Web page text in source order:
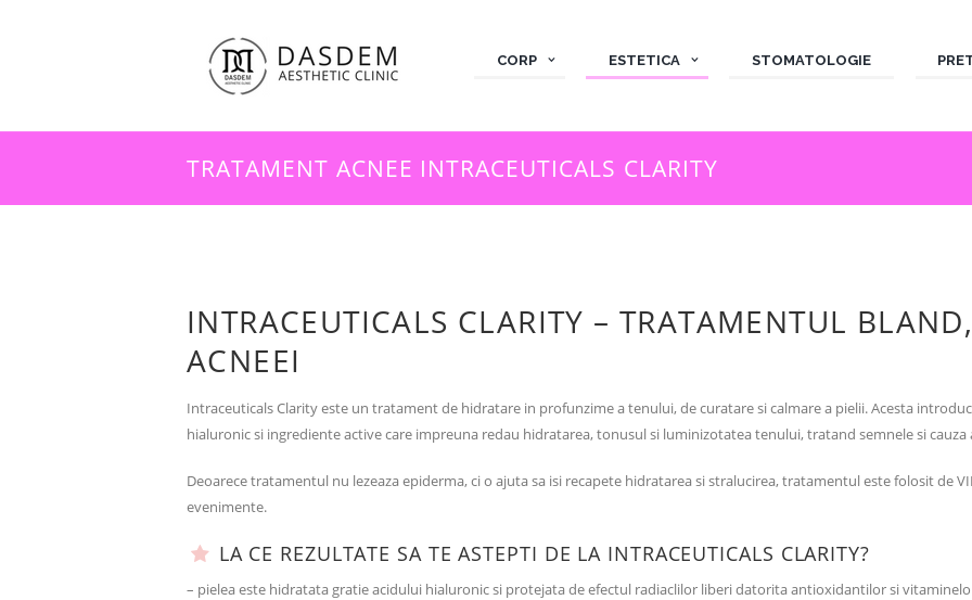
CORP ESTETICA STOMATOLOGIE
TRATAMENT ACNEE INTRACEUTICALS CLARITY
INTRACEUTICALS CLARITY – TRATAMENTUL
ACNEEI
Intraceuticals Clarity este un tratament de hidratare in profunzime a tenului, de curatare si calmare a pielii. Acesta
hialuronic si ingrediente active care impreuna redau hidratarea, tonusul si luminizotatea tenului, tratand semnele si cauza
Deoarece tratamentul nu lezeaza epiderma, ci o ajuta sa isi recapete hidratarea si stralucirea, tratamentul este folosit de
evenimente.
LA CE REZULTATE SA TE ASTEPTI DE LA INTRACEUTICALS CLARITY?
– pielea este hidratata gratie acidului hialuronic si protejata de efectul radiaclilor liberi datorita antioxidantilor si